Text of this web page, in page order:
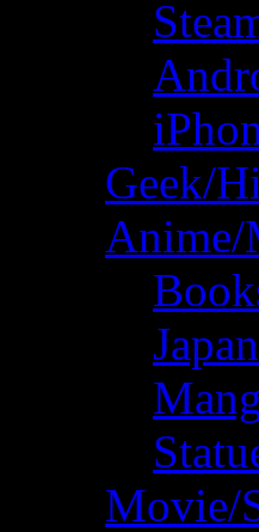
Geek/
Anime/
Movie/